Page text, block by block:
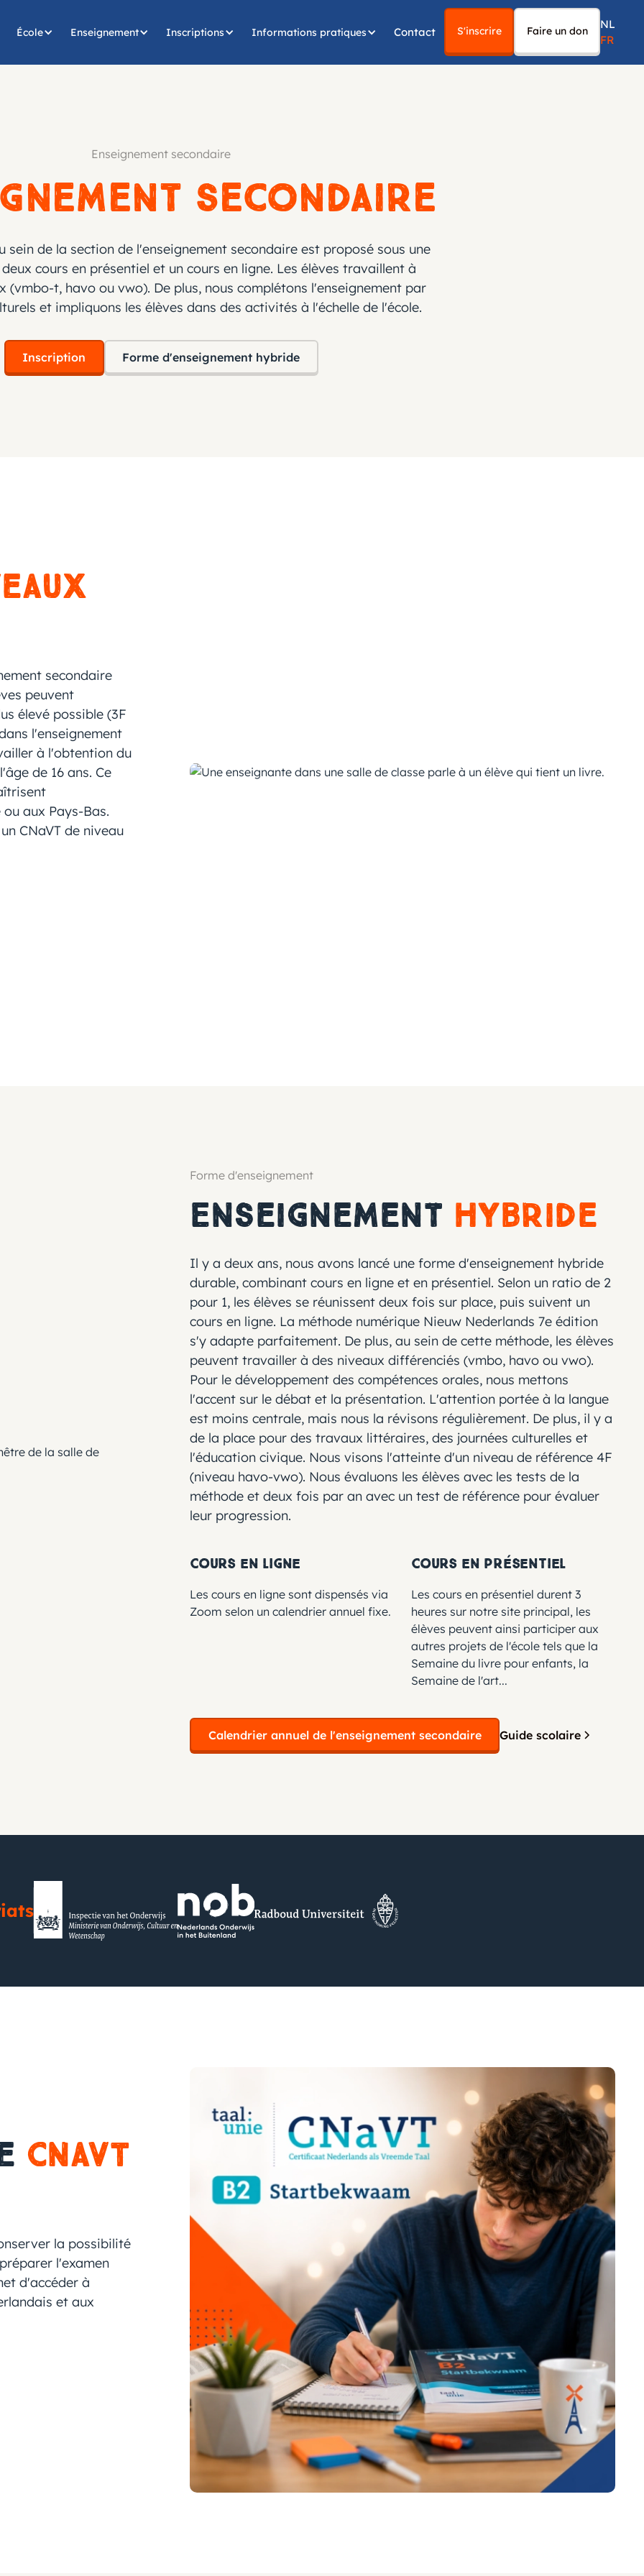
École Enseignement Inscriptions Informations pratiques Contact S'inscrire Faire un don
NL
FR
Enseignement secondaire
secondaire
sein de la section de l'enseignement secondaire est proposé sous une
cours en présentiel et un cours en ligne. Les élèves travaillent à
(vmbo-t, havo ou vwo). De plus, nous complétons l'enseignement par
et impliquons les élèves dans des activités à l'échelle de l'école.
Inscription Forme d'enseignement hybride
secondaire
peuvent
élevé possible (3F
l'enseignement
à l'obtention du
de 16 ans. Ce
aux Pays-Bas.
CNaVT de niveau
Forme d'enseignement
Enseignement hybride
Il y a deux ans, nous avons lancé une forme d'enseignement hybride
durable, combinant cours en ligne et en présentiel. Selon un ratio de 2
pour 1, les élèves se réunissent deux fois sur place, puis suivent un
cours en ligne. La méthode numérique Nieuw Nederlands 7e édition
s'y adapte parfaitement. De plus, au sein de cette méthode, les élèves
peuvent travailler à des niveaux différenciés (vmbo, havo ou vwo).
Pour le développement des compétences orales, nous mettons
l'accent sur le débat et la présentation. L'attention portée à la langue
est moins centrale, mais nous la révisons régulièrement. De plus, il y a
de la place pour des travaux littéraires, des journées culturelles et
l'éducation civique. Nous visons l'atteinte d'un niveau de référence 4F
(niveau havo-vwo). Nous évaluons les élèves avec les tests de la
méthode et deux fois par an avec un test de référence pour évaluer
leur progression.
Cours en ligne
Les cours en ligne sont dispensés via
Zoom selon un calendrier annuel fixe.
Cours en présentiel
Les cours en présentiel durent 3
heures sur notre site principal, les
élèves peuvent ainsi participer aux
autres projets de l'école tels que la
Semaine du livre pour enfants, la
Semaine de l'art...
Calendrier annuel de l'enseignement secondaire Guide scolaire
CNaVT
la possibilité
l'examen
d'accéder à
et aux